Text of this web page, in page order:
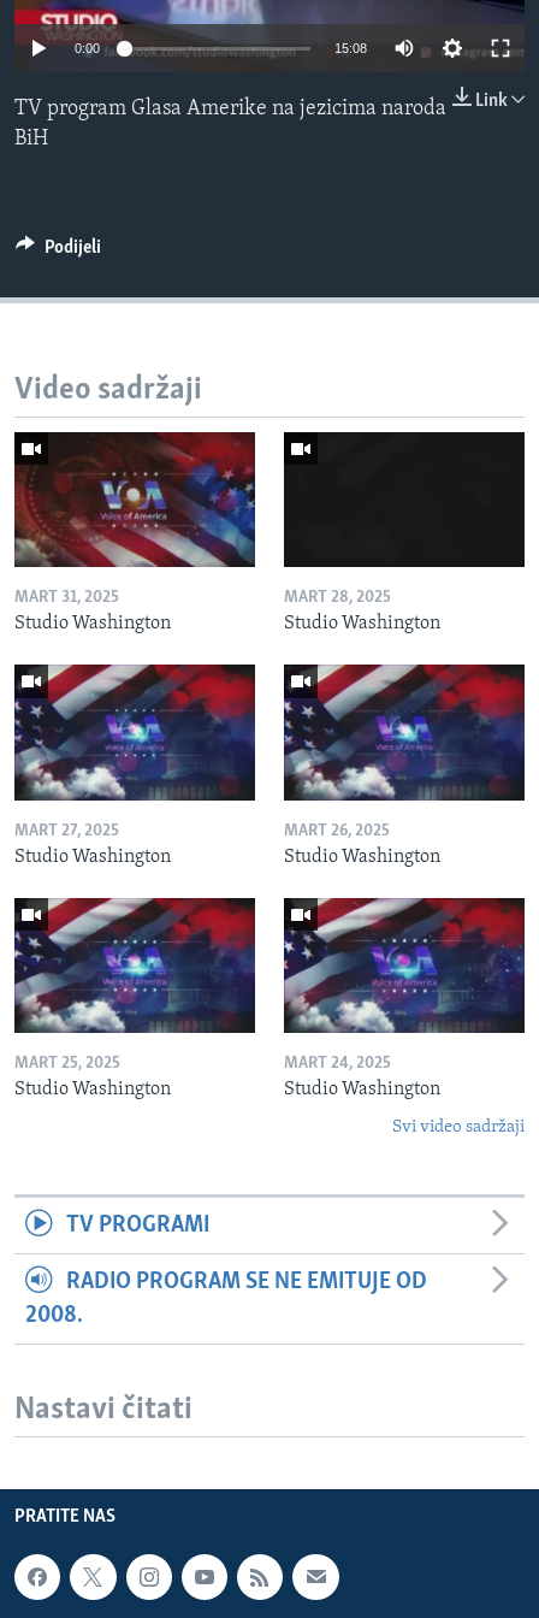
MAGAZIN
O GLASU AMERIKE
Learning English
Jezici
0:00 15:08
Link
TV program Glasa Amerike na jezicima naroda
BiH
Podijeli
Video sadržaji
MART 31, 2025
Studio Washington
MART 28, 2025
Studio Washington
MART 27, 2025
Studio Washington
MART 26, 2025
Studio Washington
MART 25, 2025
Studio Washington
MART 24, 2025
Studio Washington
Svi video sadržaji
TV PROGRAMI
RADIO PROGRAM SE NE EMITUJE OD
2008.
Nastavi čitati
PRATITE NAS